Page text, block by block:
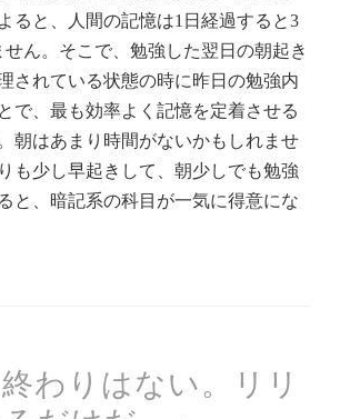
ると、人間の記憶は1日経過すると3
ん。そこで、勉強した翌日の朝起き
されている状態の時に昨日の勉強内
で、最も効率よく記憶を定着させる
朝はあまり時間がないかもしれませ
も少し早起きして、朝少しでも勉強
と、暗記系の科目が一気に得意にな
終わりはない。リリ